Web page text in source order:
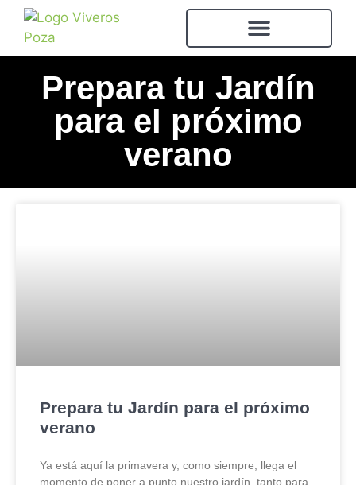
Prepara tu Jardín
para el próximo
verano
Prepara tu Jardín para el próximo
verano
Ya está aquí la primavera y, como siempre, llega el
momento de poner a punto nuestro jardín, tanto para